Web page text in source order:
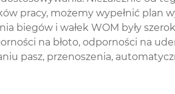
pracy, możemy wypełnić plan
biegów i wałek WOM były
na błoto, odporności na
pasz, przenoszenia,